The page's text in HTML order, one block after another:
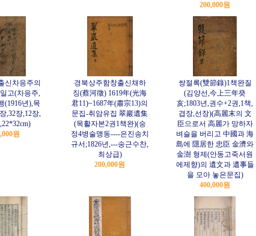
200,000원
신차응주의
고(차응주,
(1916년),목
,32장,12장,
원
경북상주함창출신채하
징(蔡河徵) 1619年(光海
君11)~1687年(肅宗13)의
문집-취암유집 翠巖遺集
(목활자본2권1책완)(숭
정4병술맹동----은진송치
규서;1826년,---송근수찬,
최상급)
200,000원
쌍절록(雙節錄)1책완질
(김양선,今上三年癸
亥;1803년,권수+2권,1책,
겹장,선장)(高麗末의 文
臣으로서 高麗가 망하자
벼슬을 버리고 中國과 海
島에 隱居한 忠臣 金濟와
金澍 형제(안동고죽서원
에제향)의 遺文과 遺事들
을 모아 놓은문집)
400,000원